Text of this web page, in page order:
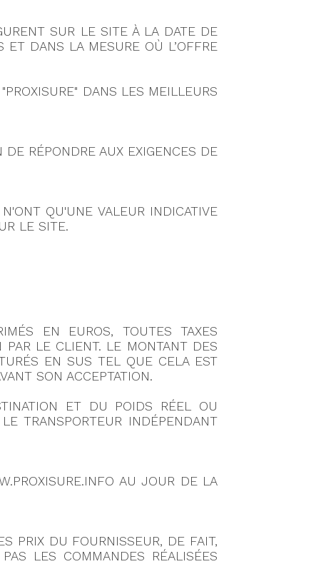
SUR LE SITE À LA DATE DE
DANS LA MESURE OÙ L’OFFRE
DANS LES MEILLEURS
RÉPONDRE AUX EXIGENCES DE
QU'UNE VALEUR INDICATIVE
LE SITE.
EN EUROS, TOUTES TAXES
PAR LE CLIENT. LE MONTANT DES
EN SUS TEL QUE CELA EST
SON ACCEPTATION.
ET DU POIDS RÉEL OU
TRANSPORTEUR INDÉPENDANT
AU JOUR DE LA
PRIX DU FOURNISSEUR, DE FAIT,
LES COMMANDES RÉALISÉES